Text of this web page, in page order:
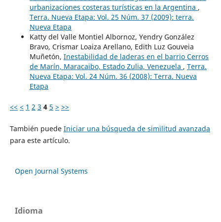
urbanizaciones costeras turísticas en la Argentina ,
Terra. Nueva Etapa: Vol. 25 Núm. 37 (2009): terra.
Nueva Etapa
Katty del Valle Montiel Albornoz, Yendry González
Bravo, Crismar Loaiza Arellano, Edith Luz Gouveia
Muñetón, Inestabilidad de laderas en el barrio Cerros
de Marín, Maracaibo, Estado Zulia, Venezuela , Terra.
Nueva Etapa: Vol. 24 Núm. 36 (2008): Terra. Nueva
Etapa
<< < 1 2 3 4 5 > >>
También puede Iniciar una búsqueda de similitud avanzada
para este artículo.
Open Journal Systems
Idioma